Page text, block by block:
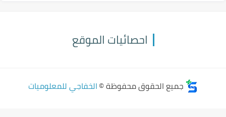
احصائيات الموقع
جميع الحقوق محفوظة ©الخفاجي للمعلوميات